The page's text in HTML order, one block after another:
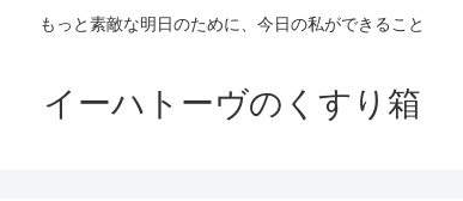
もっと素敵な明日のために、今日の私ができること
イーハトーヴのくすり箱